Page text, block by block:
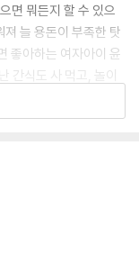
면 뭐든지 할 수 있으
늘 용돈이 부족한 탓
좋아하는 여자아이 윤
간식도 사 먹고, 놀이
생각하지요. 하지만
자을 얻게 됩니다. 그
놀랄 비밀이 숨겨 있
빠지게 됩니다. 조은
것이 얼마나 중요한